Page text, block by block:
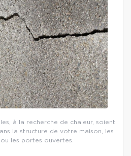
à la recherche de chaleur, soient
la structure de votre maison, les
les portes ouvertes.